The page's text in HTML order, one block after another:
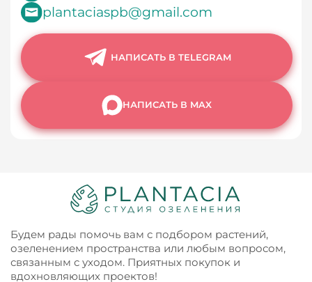
plantaciaspb@gmail.com
НАПИСАТЬ В TELEGRAM
НАПИСАТЬ В MAX
Будем рады помочь вам с подбором растений,
озеленением пространства или любым вопросом,
связанным с уходом. Приятных покупок и
вдохновляющих проектов!